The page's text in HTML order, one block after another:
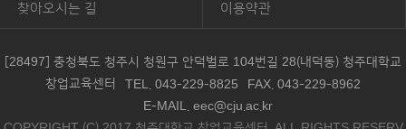
찾아오시는 길 이용약관
[28497] 충청북도 청주시 청원구 안덕벌로 104번길 28(내덕동) 청주대학교
창업교육센터
TEL. 043-229-8825
FAX. 043-229-8962
E-MAIL. eec@cju.ac.kr